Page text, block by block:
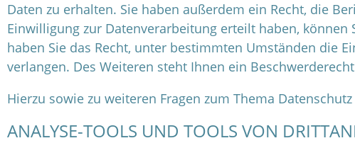
Daten zu erhalten. Sie haben außerdem ein Recht, die
Einwilligung zur Datenverarbeitung erteilt haben,
haben Sie das Recht, unter bestimmten Umständen die
verlangen. Des Weiteren steht Ihnen ein
Hierzu sowie zu weiteren Fragen zum Thema
ANALYSE-TOOLS UND TOOLS VON